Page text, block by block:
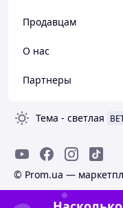
Продавцам
О нас
Партнеры
Тема - светлая
© Prom.ua —